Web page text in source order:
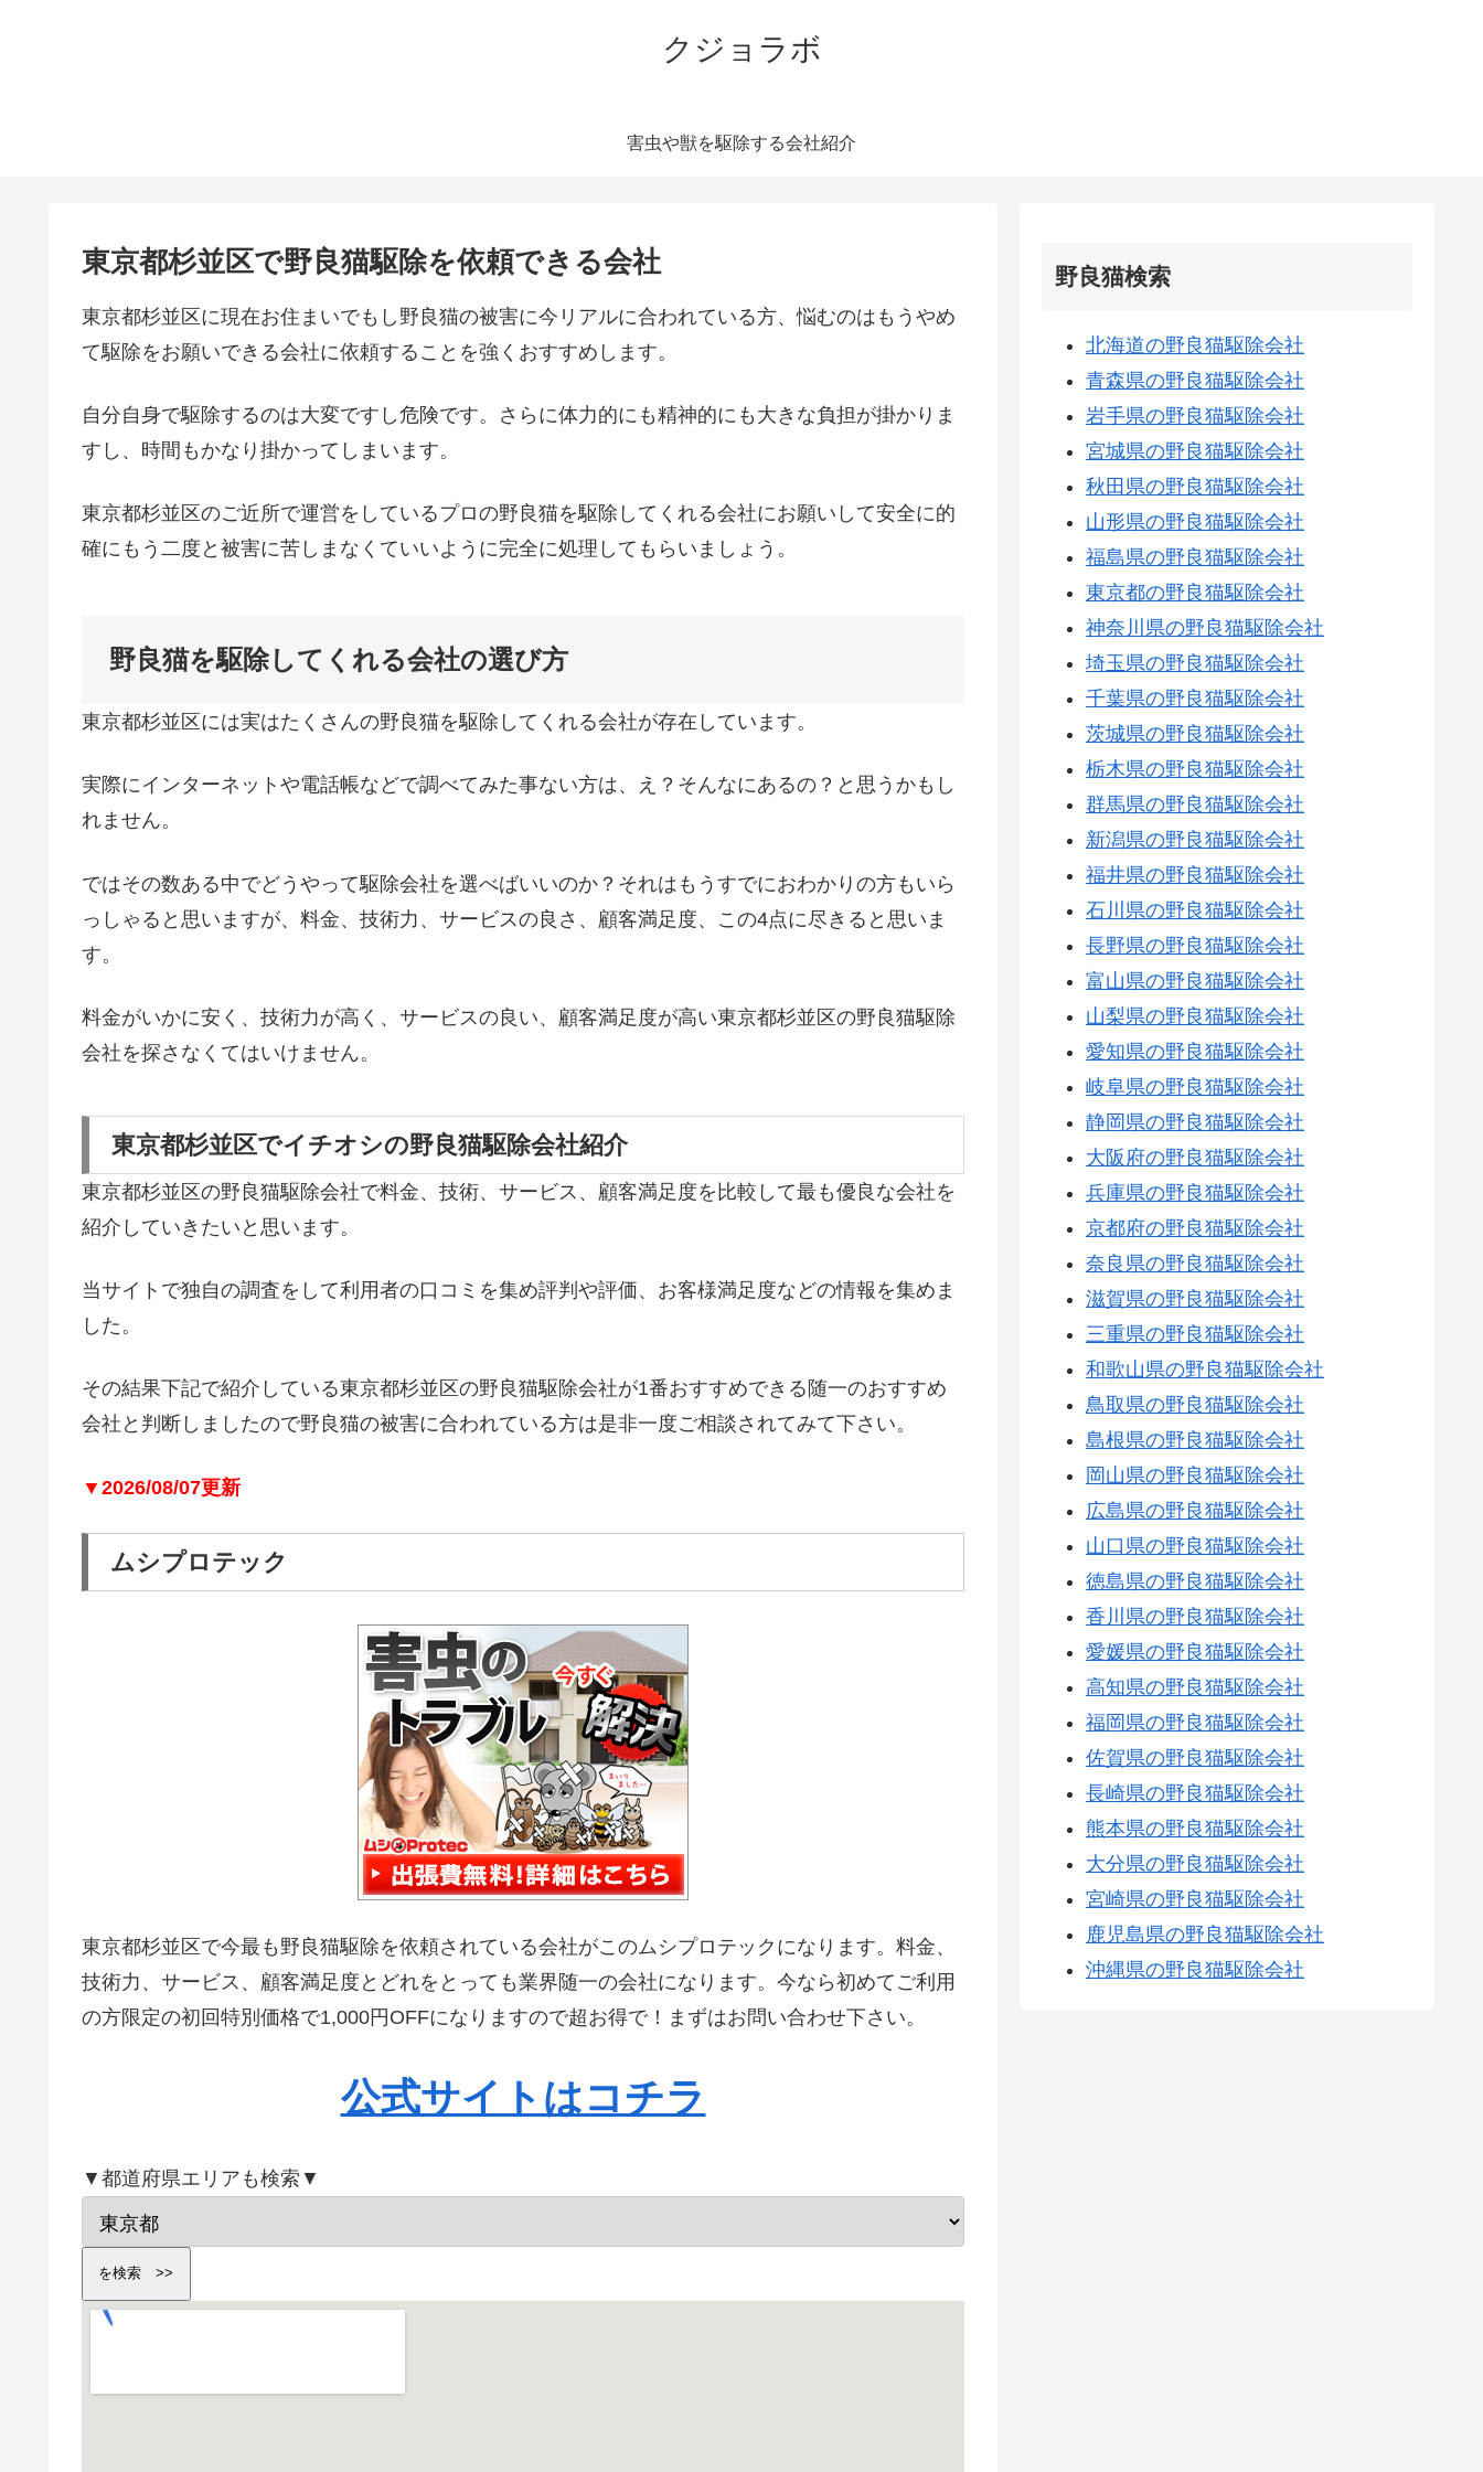
クジョラボ
害虫や獣を駆除する会社紹介
東京都杉並区で野良猫駆除を依頼できる会社
東京都杉並区に現在お住まいでもし野良猫の被害に今リアルに合われている方、悩むのはもうやめ
て駆除をお願いできる会社に依頼することを強くおすすめします。
自分自身で駆除するのは大変ですし危険です。さらに体力的にも精神的にも大きな負担が掛かりま
すし、時間もかなり掛かってしまいます。
東京都杉並区のご近所で運営をしているプロの野良猫を駆除してくれる会社にお願いして安全に的
確にもう二度と被害に苦しまなくていいように完全に処理してもらいましょう。
野良猫を駆除してくれる会社の選び方
東京都杉並区には実はたくさんの野良猫を駆除してくれる会社が存在しています。
実際にインターネットや電話帳などで調べてみた事ない方は、え？そんなにあるの？と思うかもし
れません。
ではその数ある中でどうやって駆除会社を選べばいいのか？それはもうすでにおわかりの方もいら
っしゃると思いますが、料金、技術力、サービスの良さ、顧客満足度、この4点に尽きると思いま
す。
料金がいかに安く、技術力が高く、サービスの良い、顧客満足度が高い東京都杉並区の野良猫駆除
会社を探さなくてはいけません。
東京都杉並区でイチオシの野良猫駆除会社紹介
東京都杉並区の野良猫駆除会社で料金、技術、サービス、顧客満足度を比較して最も優良な会社を
紹介していきたいと思います。
当サイトで独自の調査をして利用者の口コミを集め評判や評価、お客様満足度などの情報を集めま
した。
その結果下記で紹介している東京都杉並区の野良猫駆除会社が1番おすすめできる随一のおすすめ
会社と判断しましたので野良猫の被害に合われている方は是非一度ご相談されてみて下さい。
▼2026/08/07更新
ムシプロテック
東京都杉並区で今最も野良猫駆除を依頼されている会社がこのムシプロテックになります。料金、
技術力、サービス、顧客満足度とどれをとっても業界随一の会社になります。今なら初めてご利用
の方限定の初回特別価格で1,000円OFFになりますので超お得で！まずはお問い合わせ下さい。
公式サイトはコチラ
▼都道府県エリアも検索▼
野良猫検索
北海道の野良猫駆除会社
青森県の野良猫駆除会社
岩手県の野良猫駆除会社
宮城県の野良猫駆除会社
秋田県の野良猫駆除会社
山形県の野良猫駆除会社
福島県の野良猫駆除会社
東京都の野良猫駆除会社
神奈川県の野良猫駆除会社
埼玉県の野良猫駆除会社
千葉県の野良猫駆除会社
茨城県の野良猫駆除会社
栃木県の野良猫駆除会社
群馬県の野良猫駆除会社
新潟県の野良猫駆除会社
福井県の野良猫駆除会社
石川県の野良猫駆除会社
長野県の野良猫駆除会社
富山県の野良猫駆除会社
山梨県の野良猫駆除会社
愛知県の野良猫駆除会社
岐阜県の野良猫駆除会社
静岡県の野良猫駆除会社
大阪府の野良猫駆除会社
兵庫県の野良猫駆除会社
京都府の野良猫駆除会社
奈良県の野良猫駆除会社
滋賀県の野良猫駆除会社
三重県の野良猫駆除会社
和歌山県の野良猫駆除会社
鳥取県の野良猫駆除会社
島根県の野良猫駆除会社
岡山県の野良猫駆除会社
広島県の野良猫駆除会社
山口県の野良猫駆除会社
徳島県の野良猫駆除会社
香川県の野良猫駆除会社
愛媛県の野良猫駆除会社
高知県の野良猫駆除会社
福岡県の野良猫駆除会社
佐賀県の野良猫駆除会社
長崎県の野良猫駆除会社
熊本県の野良猫駆除会社
大分県の野良猫駆除会社
宮崎県の野良猫駆除会社
鹿児島県の野良猫駆除会社
沖縄県の野良猫駆除会社